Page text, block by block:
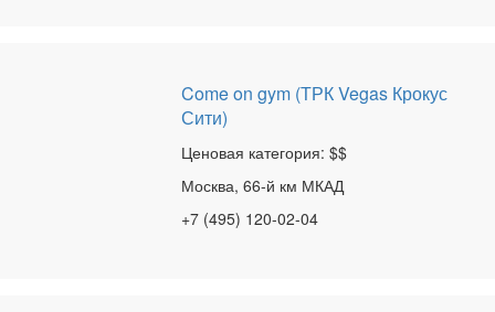
Come on gym (ТРК Vegas Крокус
Сити)
Ценовая категория: $$
Москва, 66-й км МКАД
+7 (495) 120-02-04